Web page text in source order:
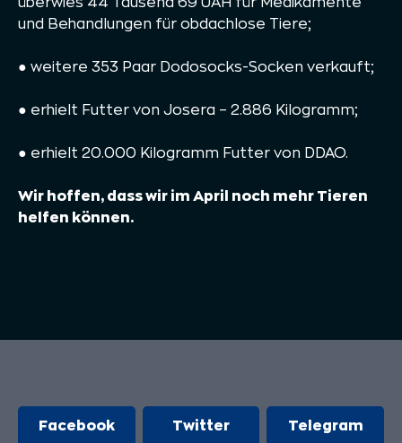
und Behandlungen für obdachlose Tiere;
● weitere 353 Paar Dodosocks-Socken verkauft;
● erhielt Futter von Josera – 2.886 Kilogramm;
● erhielt 20.000 Kilogramm Futter von DDAO.
Wir hoffen, dass wir im April noch mehr Tieren
helfen können.
Facebook Twitter Telegram